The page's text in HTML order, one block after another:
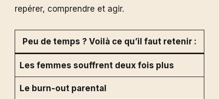
repérer, comprendre et agir.
Peu de temps ? Voilà ce qu’il faut retenir :
Les femmes souffrent deux fois plus
Le burn-out parental